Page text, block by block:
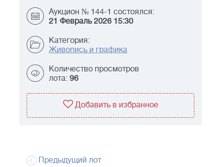
Аукцион № 144-1 состоялся:
21 Февраль 2026 15:30
Категория:
Живопись и графика
Количество просмотров
лота: 96
Добавить в избранное
Предыдущий лот